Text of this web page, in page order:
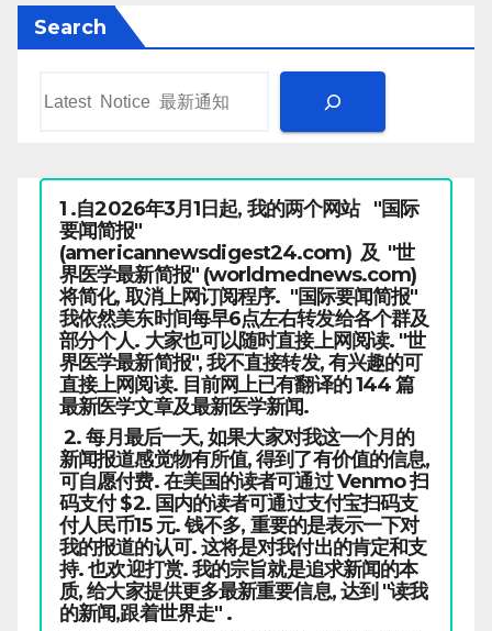
Search
1 .自2026年3月1日起, 我的两个网站 "国际
要闻简报"
(americannewsdigest24.com) 及 "世
界医学最新简报" (worldmednews.com)
将简化, 取消上网订阅程序. "国际要闻简报"
我依然美东时间每早6点左右转发给各个群及
部分个人. 大家也可以随时直接上网阅读. "世
界医学最新简报", 我不直接转发, 有兴趣的可
直接上网阅读. 目前网上已有翻译的 144 篇
最新医学文章及最新医学新闻.
2. 每月最后一天, 如果大家对我这一个月的
新闻报道感觉物有所值, 得到了有价值的信息,
可自愿付费. 在美国的读者可通过 Venmo 扫
码支付 $2. 国内的读者可通过支付宝扫码支
付人民币15 元. 钱不多, 重要的是表示一下对
我的报道的认可. 这将是对我付出的肯定和支
持. 也欢迎打赏. 我的宗旨就是追求新闻的本
质, 给大家提供更多最新重要信息, 达到 "读我
的新闻,跟着世界走" .